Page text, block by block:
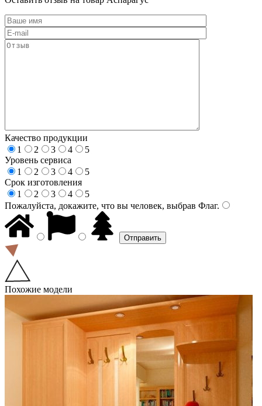
Качество продукции
1
2 3 4
5
Уровень сервиса
1
2 3 4
5
Срок изготовления
1
2 3 4
5
Пожалуйста, докажите, что вы человек, выбрав Флаг.
Похожие модели